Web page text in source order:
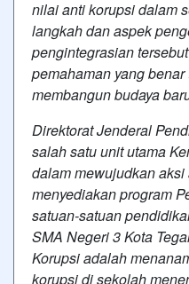
nilai anti korupsi dalam
langkah dan aspek
pengintegrasian
pemahaman yang
membangun budaya
Direktorat Jenderal
salah satu unit utama
dalam mewujudkan
menyediakan program
satuan-satuan
SMA Negeri 3 Kota
Korupsi adalah
korupsi di sekolah